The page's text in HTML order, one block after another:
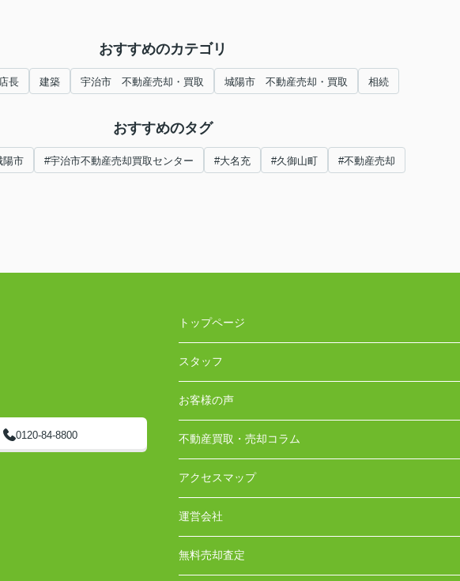
おすすめのカテゴリ
店長 建築 宇治市 不動産売却・買取 城陽市 不動産売却・買取 相続
おすすめのタグ
陽市 #宇治市不動産売却買取センター #大名充 #久御山町 #不動産売却
0120-84-8800
トップページ
スタッフ
お客様の声
不動産買取・売却コラム
アクセスマップ
運営会社
無料売却査定